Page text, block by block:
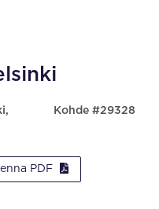
Kohde #29328
PDF